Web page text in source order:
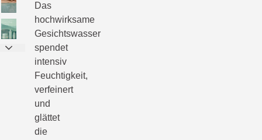
Das
hochwirksame
Gesichtswasser
spendet
intensiv
Feuchtigkeit,
verfeinert
und
glättet
die